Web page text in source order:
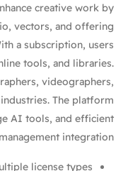
creative work by
vectors, and offering
a subscription, users
tools, and libraries.
videographers,
The platform
AI tools, and efficient
integration.
license types